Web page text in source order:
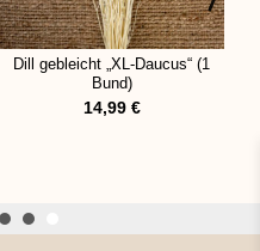
Dill gebleicht „XL-Daucus“ (1
Bund)
14,99 €